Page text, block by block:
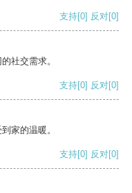
支持[0] 反对[0]
社交需求。
支持[0] 反对[0]
家的温暖。
支持[0] 反对[0]